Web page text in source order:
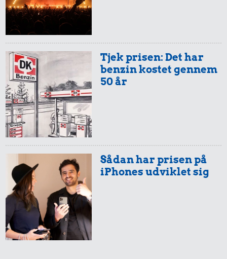
Tjek prisen: Det har
benzin kostet gennem
50 år
Sådan har prisen på
iPhones udviklet sig